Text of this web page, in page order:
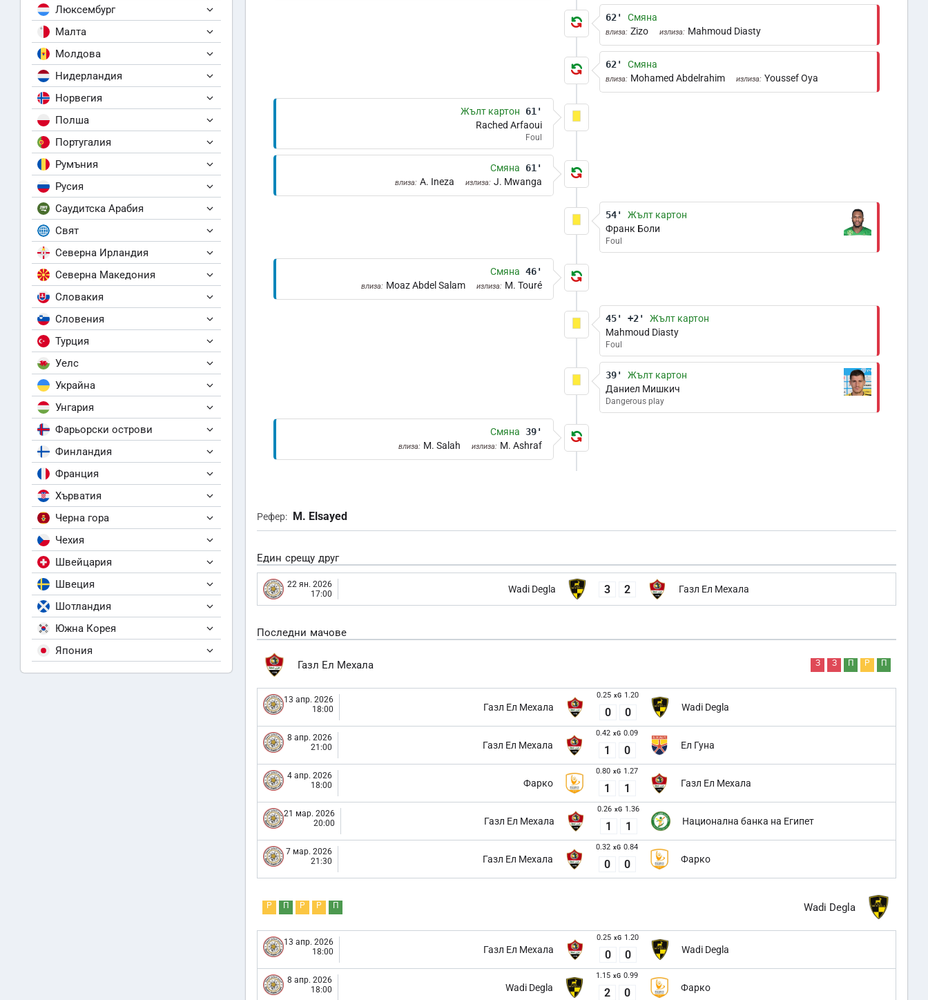
Люксембург
Малта
Молдова
Нидерландия
Норвегия
Полша
Португалия
Румъния
Русия
Саудитска Арабия
Свят
Северна Ирландия
Северна Македония
Словакия
Словения
Турция
Уелс
Украйна
Унгария
Фарьорски острови
Финландия
Франция
Хърватия
Черна гора
Чехия
Швейцария
Швеция
Шотландия
Южна Корея
Япония
62' Смяна
влиза: Zizo излиза: Mahmoud Diasty
62' Смяна
влиза: Mohamed Abdelrahim излиза: Youssef Oya
Жълт картон
61'
Rached Arfaoui
Foul
Смяна 61'
влиза: A. Ineza излиза: J. Mwanga
54'
Жълт картон
Франк Боли
Foul
Смяна 46'
влиза: Moaz Abdel Salam излиза: M. Touré
45' +2'
Жълт картон
Mahmoud Diasty
Foul
39'
Жълт картон
Даниел Мишкич
Dangerous play
Смяна 39'
влиза: M. Salah излиза: M. Ashraf
Рефер: M. Elsayed
Един срещу друг
22 ян. 2026
17:00
Wadi Degla 3 2 Газл Ел Мехала
Последни мачове
Газл Ел Мехала З З П Р П
13 апр. 2026
18:00
Газл Ел Мехала
0.25 xG 1.20
0 0 Wadi Degla
8 апр. 2026
21:00
Газл Ел Мехала
0.42 xG 0.09
1 0 Ел Гуна
4 апр. 2026
18:00
Фарко
0.80 xG 1.27
1 1 Газл Ел Мехала
21 мар. 2026
20:00
Газл Ел Мехала
0.26 xG 1.36
1 1 Национална банка на Египет
7 мар. 2026
21:30
Газл Ел Мехала
0.32 xG 0.84
0 0 Фарко
Wadi Degla
Р П Р Р П
13 апр. 2026
18:00
Газл Ел Мехала
0.25 xG 1.20
0 0 Wadi Degla
8 апр. 2026
18:00
Wadi Degla
1.15 xG 0.99
2 0 Фарко